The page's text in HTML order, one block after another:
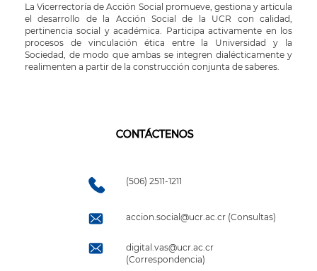
La Vicerrectoría de Acción Social promueve, gestiona y articula
el desarrollo de la Acción Social de la UCR con calidad,
pertinencia social y académica. Participa activamente en los
procesos de vinculación ética entre la Universidad y la
Sociedad, de modo que ambas se integren dialécticamente y
realimenten a partir de la construcción conjunta de saberes.
CONTÁCTENOS
(506) 2511-1211
accion.social@ucr.ac.cr (Consultas)
digital.vas@ucr.ac.cr
(Correspondencia)